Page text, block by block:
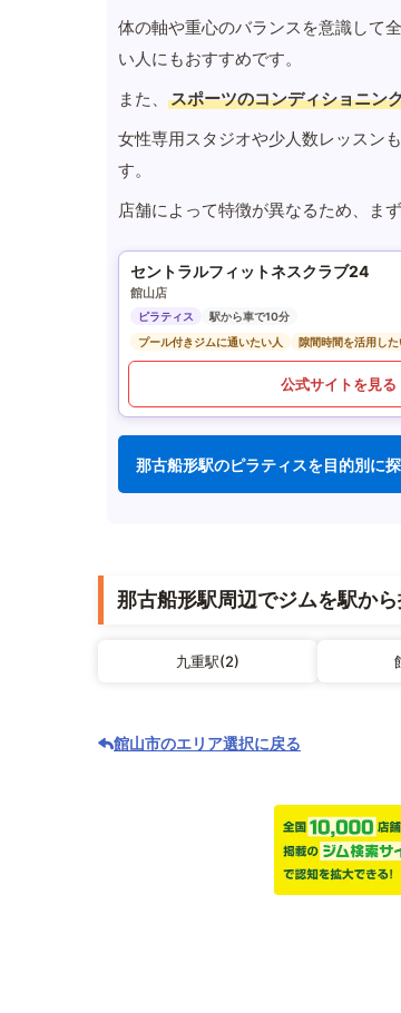
体の軸や重心のバランスを意識して
い人にもおすすめです。
また、
スポーツのコンディショニン
女性専用スタジオや少人数レッスン
す。
店舗によって特徴が異なるため、ま
セントラルフィットネスクラブ24
館山店
ピラティス
駅から車で10分
プール付きジムに通いたい人
隙間時間を活用した
公式サイトを見る
那古船形駅のピラティスを目的別に
那古船形駅周辺でジムを駅か
九重駅(2)
館山市のエリア選択に戻る